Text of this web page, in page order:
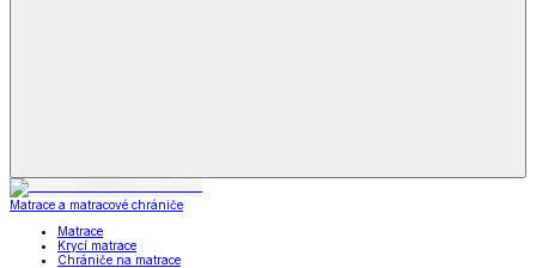
Matrace a matracové chrániče
Matrace
Krycí matrace
Chrániče na matrace